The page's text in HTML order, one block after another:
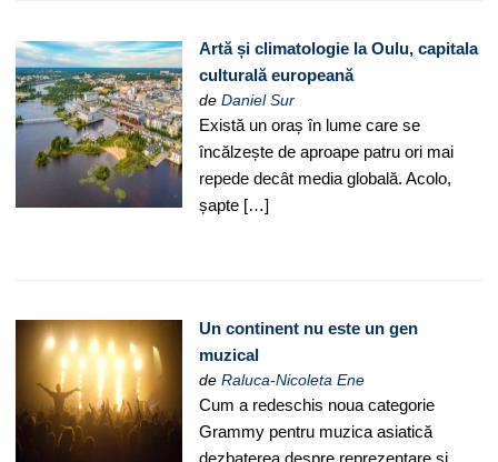
Artă și climatologie la Oulu, capitala
culturală europeană
deDaniel Sur
Există un oraș în lume care se
încălzește de aproape patru ori mai
repede decât media globală. Acolo,
șapte […]
Un continent nu este un gen
muzical
deRaluca-Nicoleta Ene
Cum a redeschis noua categorie
Grammy pentru muzica asiatică
dezbaterea despre reprezentare și